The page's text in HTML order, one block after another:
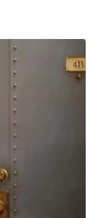
Sinar
Klik di sini!